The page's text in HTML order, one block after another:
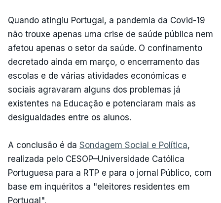
Quando atingiu Portugal, a pandemia da Covid-19
não trouxe apenas uma crise de saúde pública nem
afetou apenas o setor da saúde. O confinamento
decretado ainda em março, o encerramento das
escolas e de várias atividades económicas e
sociais agravaram alguns dos problemas já
existentes na Educação e potenciaram mais as
desigualdades entre os alunos.
A conclusão é da Sondagem Social e Política,
realizada pelo CESOP–Universidade Católica
Portuguesa para a RTP e para o jornal Público, com
base em inquéritos a "eleitores residentes em
Portugal".